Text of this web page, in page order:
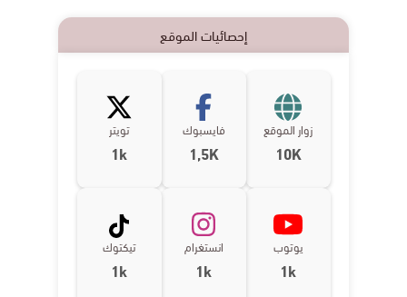
إحصائيات الموقع
زوار الموقع
10K
فايسبوك
1,5K
تويتر
1k
يوتوب
1k
انستغرام
1k
تيكتوك
1k